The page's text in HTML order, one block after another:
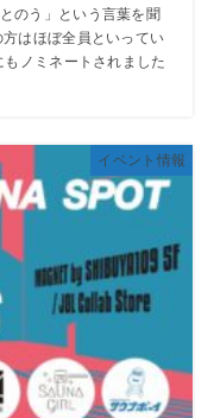
のう」という言葉を聞
はほぼ全員といってい
ノミネートされました
イベント情報